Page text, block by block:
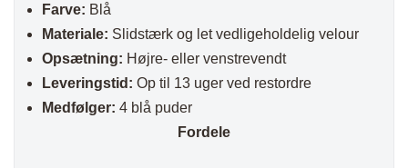
Farve: Blå
Materiale: Slidstærk og let vedligeholdelig velour
Opsætning: Højre- eller venstrevendt
Leveringstid: Op til 13 uger ved restordre
Medfølger: 4 blå puder
Fordele